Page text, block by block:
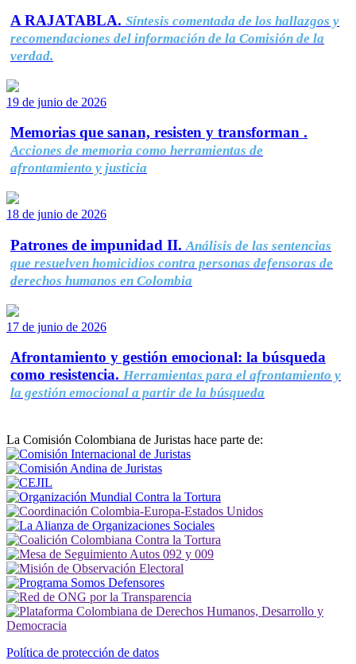
A RAJATABLA. Síntesis comentada de los hallazgos y
recomendaciones del información de la Comisión de la
verdad.
19 de junio de 2026
Memorias que sanan, resisten y transforman .
Acciones de memoria como herramientas de
afrontamiento y justicia
18 de junio de 2026
Patrones de impunidad II. Análisis de las sentencias
que resuelven homicidios contra personas defensoras de
derechos humanos en Colombia
17 de junio de 2026
Afrontamiento y gestión emocional: la búsqueda
como resistencia. Herramientas para el afrontamiento y
la gestión emocional a partir de la búsqueda
La Comisión Colombiana de Juristas hace parte de:
Política de protección de datos